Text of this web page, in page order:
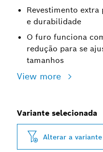
Revestimento
e durabilidade
O furo funciona
redução para se
tamanhos
View more
Variante selecionada
Alterar a variante